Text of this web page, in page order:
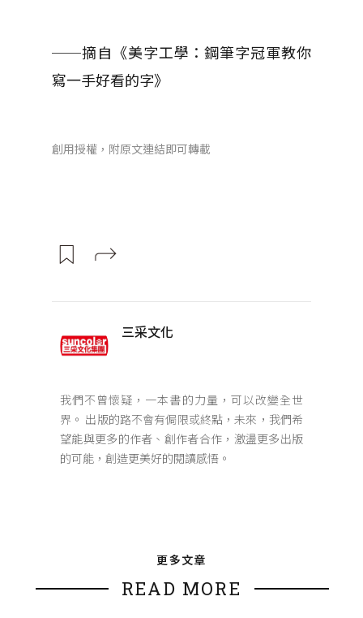
──摘自《美字工學：鋼筆字冠軍教你
寫一手好看的字》
創用授權，附原文連結即可轉載
三采文化
我們不曾懷疑，一本書的力量，可以改變全世
界。 出版的路不會有侷限或終點，未來，我們希
望能與更多的作者、創作者合作，激盪更多出版
的可能，創造更美好的閱讀感悟。
更多文章
READ MORE